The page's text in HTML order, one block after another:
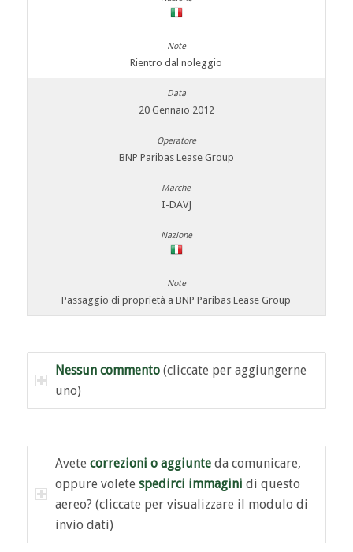
Rientro dal noleggio
20 Gennaio 2012
BNP Paribas Lease Group
I-DAVJ
Passaggio di proprietà a BNP Paribas Lease Group
Nessun commento(cliccate per aggiungerne
uno)
Avete correzioni o aggiunteda comunicare,
oppure volete spedirci immagini di questo
aereo? (cliccate per visualizzare il modulo di
invio dati)